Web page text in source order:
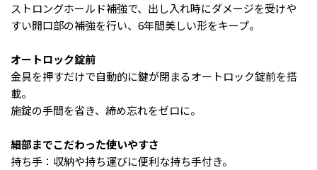
ストロングホールド補強で、出し入れ時にダメージを受けや
すい開口部の補強を行い、6年間美しい形をキープ。
オートロック錠前
金具を押すだけで自動的に鍵が閉まるオートロック錠前を搭
載。
施錠の手間を省き、締め忘れをゼロに。
細部までこだわった使いやすさ
持ち手：収納や持ち運びに便利な持ち手付き。